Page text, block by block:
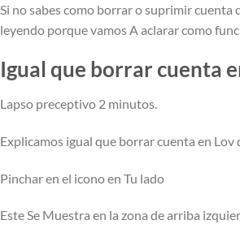
Si no sabes como borrar o suprimir
leyendo porque vamos A aclarar como
Igual que borrar cuenta
Lapso preceptivo 2 minutos.
Explicamos igual que borrar cuenta en
Pinchar en el icono en Tu lado
Este Se Muestra en la zona de arriba